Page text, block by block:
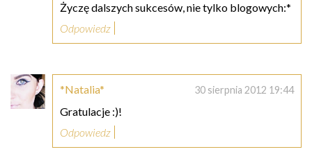
Życzę dalszych sukcesów, nie tylko blogowych:*
Odpowiedz
*Natalia* 30 sierpnia 2012 19:44
Gratulacje :)!
Odpowiedz